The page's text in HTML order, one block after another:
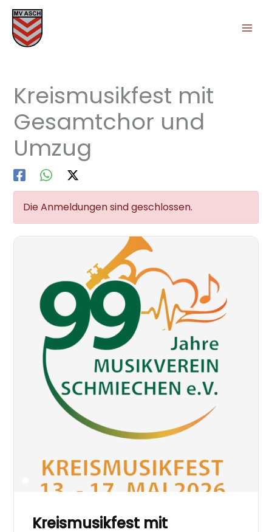
Zum
Inhalt
springen
Kreismusikfest mit
Gesamtchor und
Umzug
Die Anmeldungen sind geschlossen.
Kreismusikfest mit